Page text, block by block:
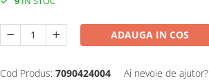
ADAUGA IN COS
Cod Produs: 7090424004 Ai nevoie de ajutor?